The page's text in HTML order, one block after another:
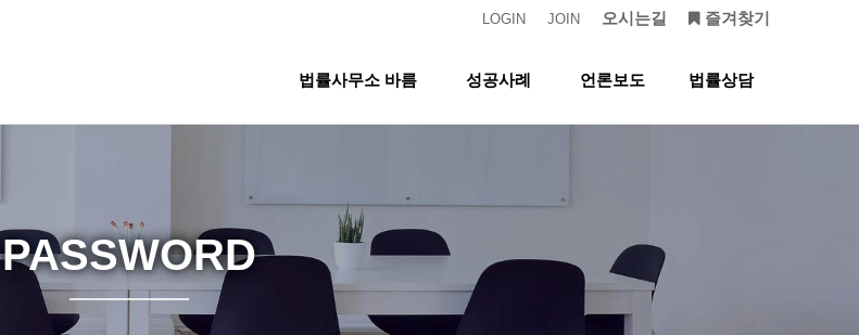
즐겨찾기
오시는길
JOIN
LOGIN
법률사무소 바름 성공사례 언론보도 법률상담
PASSWORD